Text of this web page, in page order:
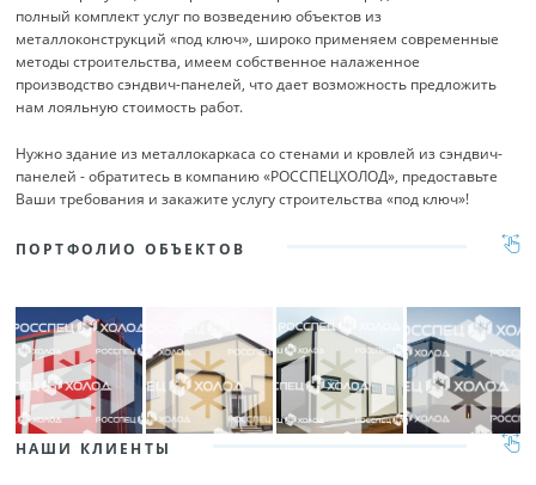
полный комплект услуг по возведению объектов из
металлоконструкций «под ключ», широко применяем современные
методы строительства, имеем собственное налаженное
производство сэндвич-панелей, что дает возможность предложить
нам лояльную стоимость работ.
Нужно здание из металлокаркаса со стенами и кровлей из сэндвич-
панелей - обратитесь в компанию «РОССПЕЦХОЛОД», предоставьте
Ваши требования и закажите услугу строительства «под ключ»!
ПОРТФОЛИО ОБЪЕКТОВ
НАШИ КЛИЕНТЫ